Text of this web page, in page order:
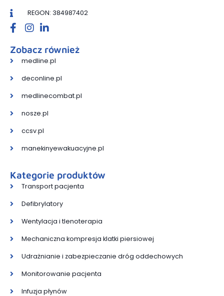
REGON: 384987402
Zobacz również
medline.pl
deconline.pl
medlinecombat.pl
nosze.pl
ccsv.pl
manekinyewakuacyjne.pl
Kategorie produktów
Transport pacjenta
Defibrylatory
Wentylacja i tlenoterapia
Mechaniczna kompresja klatki piersiowej
Udrażnianie i zabezpieczanie dróg oddechowych
Monitorowanie pacjenta
Infuzja płynów